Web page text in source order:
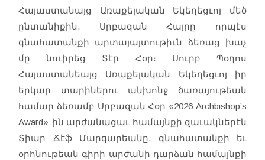
Հայաստանայց Առաքելական Եկեղեցւոյ մեծ
ընտանիքին, Սրբազան Հայրը որպէս
գնահատանքի արտայայտութիւն ձեռաց խաչ
մը նուիրեց Տէր Հօր։ Սուրբ Պօղոս
Հայաստանեայց Առաքելական Եկեղեցւոյ իր
երկար տարիներու անխոնջ ծառայութեան
համար ձեռամբ Սրբազան Հօր «2026 Archbishop’s
Award»-ին արժանացաւ համայնքի զաւակներէն
Տիար Ճէֆ Մարգարեանը, գնահատանքի եւ
օրհնութեան գիրի արժանի դարձան համայնքի